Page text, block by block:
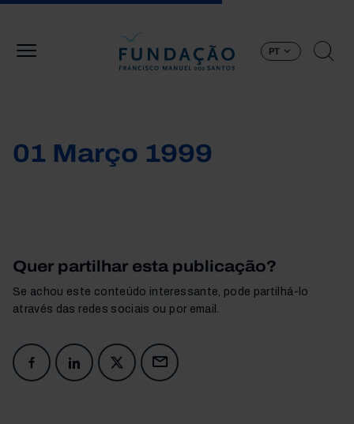
PT
01 Março 1999
Quer partilhar esta publicação?
Se achou este conteúdo interessante, pode partilhá-lo
através das redes sociais ou por email.